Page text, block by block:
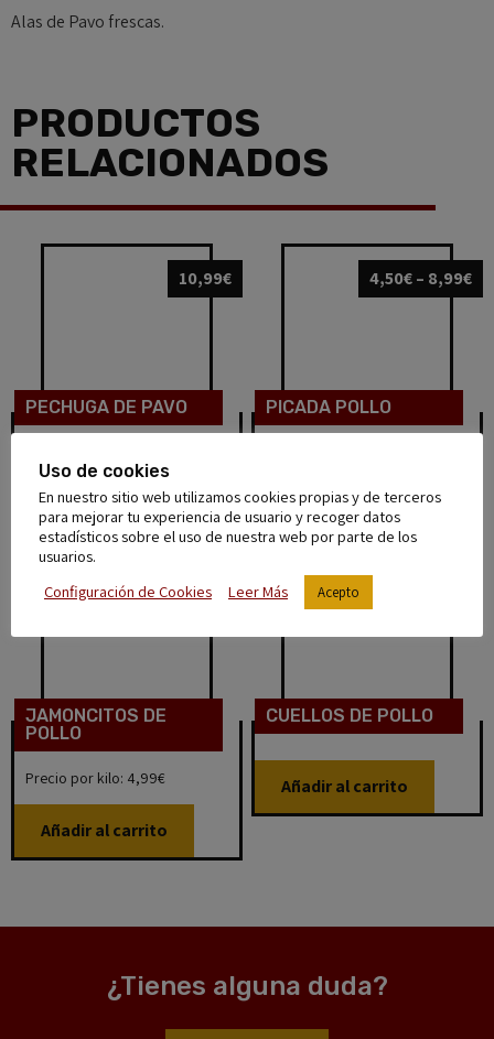
Alas de Pavo frescas.
PRODUCTOS
RELACIONADOS
10,99€
PECHUGA DE PAVO
Añadir al carrito
4,50€– 8,99€
PICADA POLLO
Añadir al carrito
5,99€–8,98 €
JAMONCITOS DE
POLLO
Precio por kilo: 4,99€
Añadir al carrito
CUELLOS DE POLLO
Añadir al carrito
¿Tienes alguna duda?
Uso de cookies
En nuestro sitio web utilizamos cookies propias y de terceros
para mejorar tu experiencia de usuario y recoger datos
estadísticos sobre el uso de nuestra web por parte de los
usuarios.
Configuración de Cookies
Leer Más Acepto